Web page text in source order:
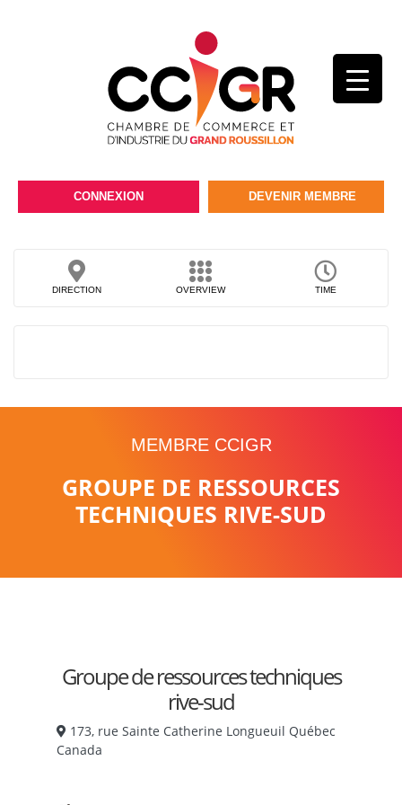
CONNEXION DEVENIR MEMBRE
DIRECTION OVERVIEW TIME
MEMBRE CCIGR
GROUPE DE RESSOURCES
TECHNIQUES RIVE-SUD
Groupe de ressources techniques
rive-sud
173, rue Sainte Catherine Longueuil Québec
Canada